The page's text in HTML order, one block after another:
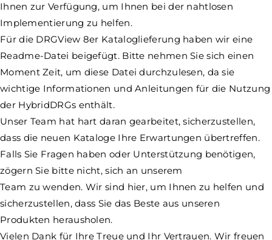
Ihnen zur Verfügung, um Ihnen bei der nahtlosen
Implementierung zu helfen.
Für die DRGView 8er Kataloglieferung haben wir eine
Readme-Datei beigefügt. Bitte nehmen Sie sich einen
Moment Zeit, um diese Datei durchzulesen, da sie
wichtige Informationen und Anleitungen für die Nutzung
der HybridDRGs enthält.
Unser Team hat hart daran gearbeitet, sicherzustellen,
dass die neuen Kataloge Ihre Erwartungen übertreffen.
Falls Sie Fragen haben oder Unterstützung benötigen,
zögern Sie bitte nicht, sich an unserem
Team zu wenden. Wir sind hier, um Ihnen zu helfen und
sicherzustellen, dass Sie das Beste aus unseren
Produkten herausholen.
Vielen Dank für Ihre Treue und Ihr Vertrauen. Wir freuen